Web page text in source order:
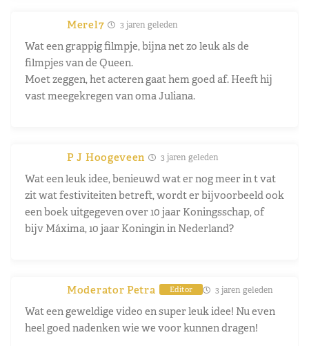
Merel7 3 jaren geleden
Wat een grappig filmpje, bijna net zo leuk als de
filmpjes van de Queen.
Moet zeggen, het acteren gaat hem goed af. Heeft hij
vast meegekregen van oma Juliana.
P J Hoogeveen 3 jaren geleden
Wat een leuk idee, benieuwd wat er nog meer in t vat
zit wat festiviteiten betreft, wordt er bijvoorbeeld ook
een boek uitgegeven over 10 jaar Koningsschap, of
bijv Máxima, 10 jaar Koningin in Nederland?
Moderator Petra Editor 3 jaren geleden
Wat een geweldige video en super leuk idee! Nu even
heel goed nadenken wie we voor kunnen dragen!